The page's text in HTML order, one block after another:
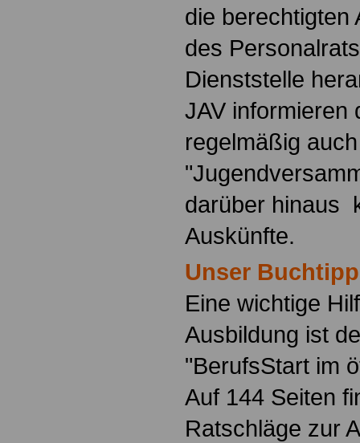
die berechtigten
des
Dienststelle
JAV informieren
regelmäßig
darüber hinaus
Auskünfte.
Unser Buchtipp
Eine wichtige
Ausbildung ist
"BerufsStart im
Auf 144 Seiten
Ratschläge zur